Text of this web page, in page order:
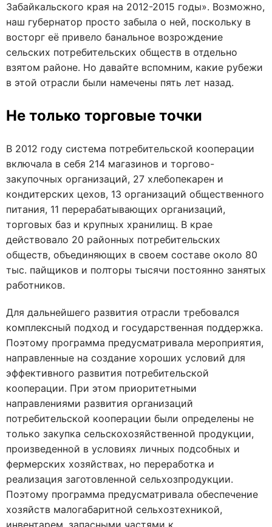
Забайкальского края на 2012-2015 годы». Возможно,
наш губернатор просто забыла о ней, поскольку в
восторг её привело банальное возрождение
сельских потребительских обществ в отдельно
взятом районе. Но давайте вспомним, какие рубежи
в этой отрасли были намечены пять лет назад.
Не только торговые точки
В 2012 году система потребительской кооперации
включала в себя 214 магазинов и торгово-
закупочных организаций, 27 хлебопекарен и
кондитерских цехов, 13 организаций общественного
питания, 11 перерабатывающих организаций,
торговых баз и крупных хранилищ. В крае
действовало 20 районных потребительских
обществ, объединяющих в своем составе около 80
тыс. пайщиков и полторы тысячи постоянно занятых
работников.
Для дальнейшего развития отрасли требовался
комплексный подход и государственная поддержка.
Поэтому программа предусматривала мероприятия,
направленные на создание хороших условий для
эффективного развития потребительской
кооперации. При этом приоритетными
направлениями развития организаций
потребительской кооперации были определены не
только закупка сельскохозяйственной продукции,
произведенной в условиях личных подсобных и
фермерских хозяйствах, но переработка и
реализация заготовленной сельхозпродукции.
Поэтому программа предусматривала обеспечение
хозяйств малогабаритной сельхозтехникой,
инвентарем, запасными частями к